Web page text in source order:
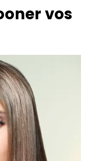
vos